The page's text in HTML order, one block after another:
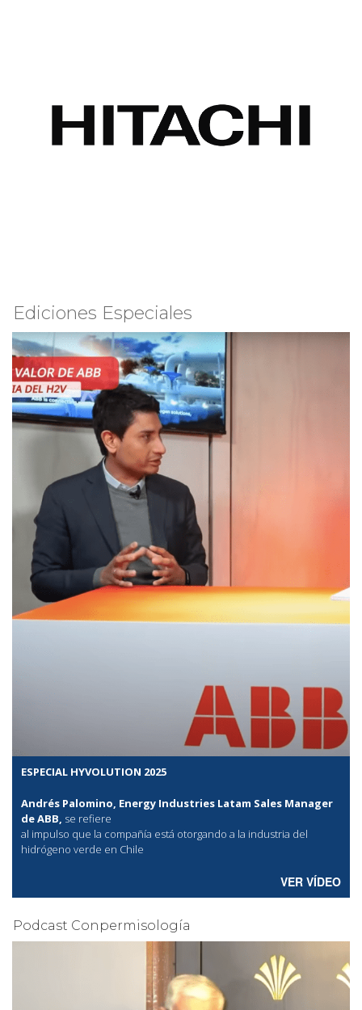
Ediciones Especiales
ESPECIAL HYVOLUTION 2025
Andrés Palomino, Energy Industries Latam Sales Manager
de ABB, se refiere
al impulso que la compañía está otorgando a la industria del
hidrógeno verde en Chile
VER VÍDEO
Podcast Conpermisología